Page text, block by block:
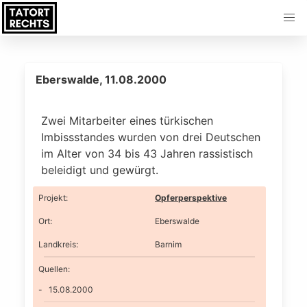
Eberswalde, 11.08.2000
Zwei Mitarbeiter eines türkischen
Imbissstandes wurden von drei Deutschen
im Alter von 34 bis 43 Jahren rassistisch
beleidigt und gewürgt.
Projekt: Opferperspektive
Ort: Eberswalde
Landkreis: Barnim
Quellen:
15.08.2000